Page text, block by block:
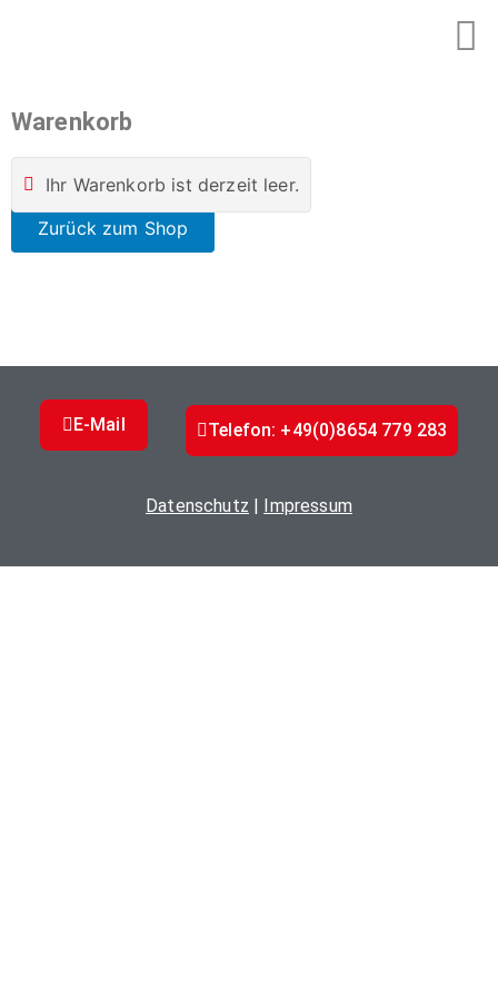
Warenkorb
Ihr Warenkorb ist derzeit leer.
Zurück zum Shop
E-Mail Telefon: +49(0)8654 779 283
Datenschutz Impressum